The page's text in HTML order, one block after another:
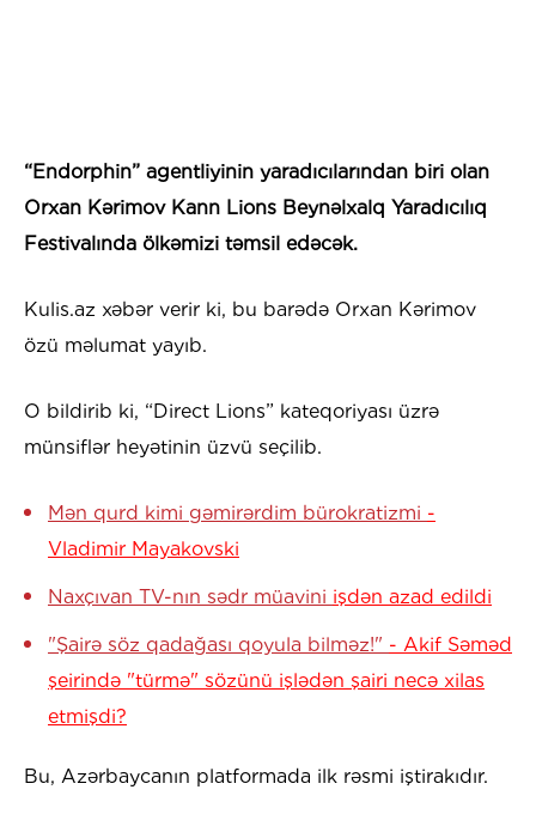
“Endorphin” agentliyinin yaradıcılarından biri olan
Orxan Kərimov Kann Lions Beynəlxalq Yaradıcılıq
Festivalında ölkəmizi təmsil edəcək.
Kulis.az xəbər verir ki, bu barədə Orxan Kərimov
özü məlumat yayıb.
O bildirib ki, “Direct Lions” kateqoriyası üzrə
münsiflər heyətinin üzvü seçilib.
Mən qurd kimi gəmirərdim bürokratizmi -
Vladimir Mayakovski
Naxçıvan TV-nın sədr müavini işdən azad edildi
"Şairə söz qadağası qoyula bilməz!" - Akif Səməd
şeirində "türmə" sözünü işlədən şairi necə xilas
etmişdi?
Bu, Azərbaycanın platformada ilk rəsmi iştirakıdır.